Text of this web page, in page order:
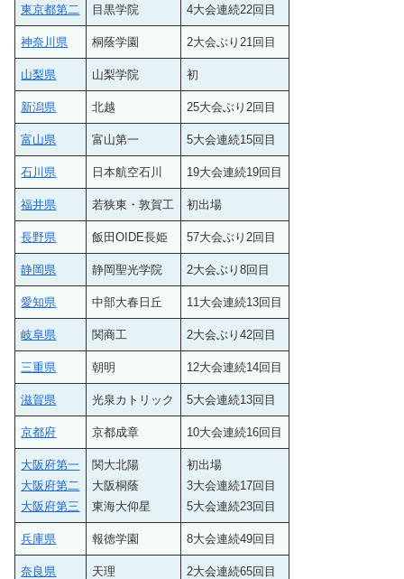
東京都第二 目黒学院 4大会連続22回目
神奈川県 桐蔭学園 2大会ぶり21回目
山梨県 山梨学院 初
新潟県 北越 25大会ぶり2回目
富山県 富山第一 5大会連続15回目
石川県 日本航空石川 19大会連続19回目
福井県 若狭東・敦賀工 初出場
長野県 飯田OIDE長姫 57大会ぶり2回目
静岡県 静岡聖光学院 2大会ぶり8回目
愛知県 中部大春日丘 11大会連続13回目
岐阜県 関商工 2大会ぶり42回目
三重県 朝明 12大会連続14回目
滋賀県 光泉カトリック 5大会連続13回目
京都府 京都成章 10大会連続16回目
大阪府第一
大阪府第二
大阪府第三
関大北陽
大阪桐蔭
東海大仰星
初出場
3大会連続17回目
5大会連続23回目
兵庫県 報徳学園 8大会連続49回目
奈良県 天理 2大会連続65回目